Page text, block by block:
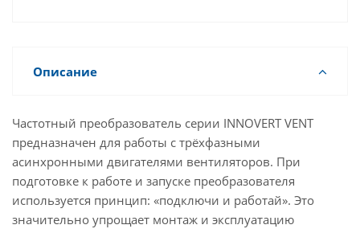
0-10 В (4-20 мА);
Описание
Частотный преобразователь серии INNOVERT VENT
предназначен для работы с трёхфазными
асинхронными двигателями вентиляторов. При
подготовке к работе и запуске преобразователя
используется принцип: «подключи и работай». Это
значительно упрощает монтаж и эксплуатацию